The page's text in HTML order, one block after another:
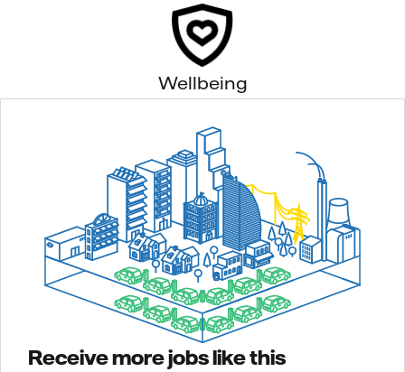
Wellbeing
Receive more jobs like this